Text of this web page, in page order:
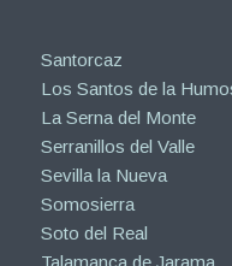
Santorcaz
Los Santos de la
La Serna del Monte
Serranillos del Valle
Sevilla la Nueva
Somosierra
Soto del Real